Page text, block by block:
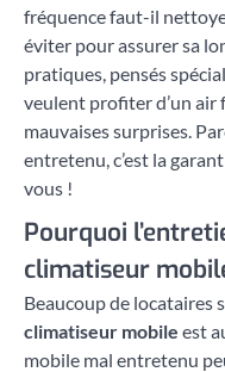
fréquence faut-il
éviter pour assurer sa
pratiques, pensés
veulent profiter d’un air
mauvaises surprises.
entretenu, c’est la
vous !
Pourquoi
climatiseur
Beaucoup de locataires
climatiseur mobile est
mobile mal entretenu